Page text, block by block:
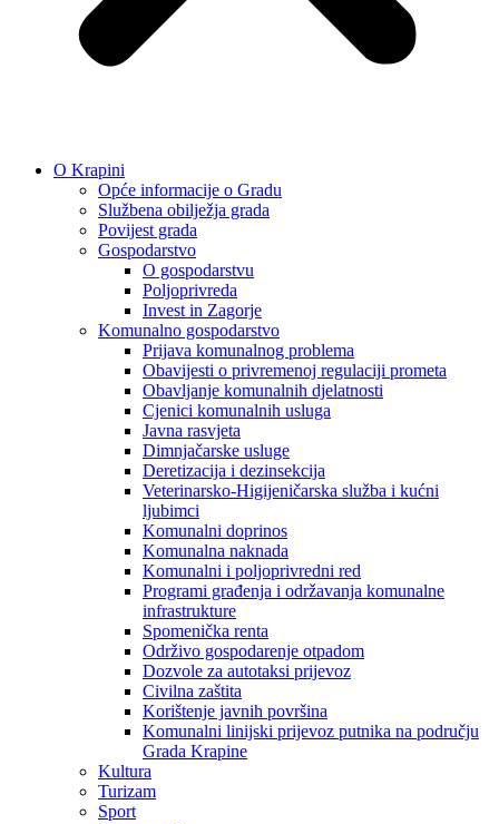
O Krapini
Opće informacije o Gradu
Službena obilježja grada
Povijest grada
Gospodarstvo
O gospodarstvu
Poljoprivreda
Invest in Zagorje
Komunalno gospodarstvo
Prijava komunalnog problema
Obavijesti o privremenoj regulaciji prometa
Obavljanje komunalnih djelatnosti
Cjenici komunalnih usluga
Javna rasvjeta
Dimnjačarske usluge
Deretizacija i dezinsekcija
Veterinarsko-Higijeničarska služba i kućni
ljubimci
Komunalni doprinos
Komunalna naknada
Komunalni i poljoprivredni red
Programi građenja i održavanja komunalne
infrastrukture
Spomenička renta
Održivo gospodarenje otpadom
Dozvole za autotaksi prijevoz
Civilna zaštita
Korištenje javnih površina
Komunalni linijski prijevoz putnika na području
Grada Krapine
Kultura
Turizam
Sport